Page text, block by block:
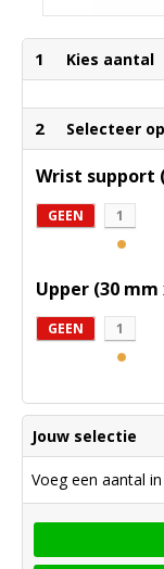
1 Kies aantal
2 Selecteer
Wrist support
GEEN 1
Upper (30
GEEN 1
Jouw selectie
Voeg een aantal